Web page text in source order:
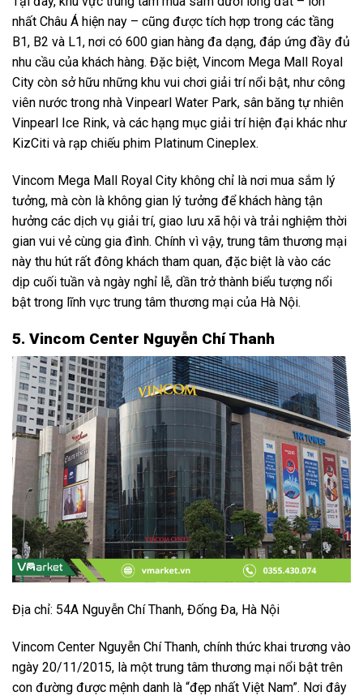
nhất Châu Á hiện nay – cũng được tích hợp trong các tầng
B1, B2 và L1, nơi có 600 gian hàng đa dạng, đáp ứng đầy đủ
nhu cầu của khách hàng. Đặc biệt, Vincom Mega Mall Royal
City còn sở hữu những khu vui chơi giải trí nổi bật, như công
viên nước trong nhà Vinpearl Water Park, sân băng tự nhiên
Vinpearl Ice Rink, và các hạng mục giải trí hiện đại khác như
KizCiti và rạp chiếu phim Platinum Cineplex.
Vincom Mega Mall Royal City không chỉ là nơi mua sắm lý
tưởng, mà còn là không gian lý tưởng để khách hàng tận
hưởng các dịch vụ giải trí, giao lưu xã hội và trải nghiệm thời
gian vui vẻ cùng gia đình. Chính vì vậy, trung tâm thương mại
này thu hút rất đông khách tham quan, đặc biệt là vào các
dịp cuối tuần và ngày nghỉ lễ, dần trở thành biểu tượng nổi
bật trong lĩnh vực trung tâm thương mại của Hà Nội.
5. Vincom Center Nguyễn Chí Thanh
Địa chỉ: 54A Nguyễn Chí Thanh, Đống Đa, Hà Nội
Vincom Center Nguyễn Chí Thanh, chính thức khai trương vào
ngày 20/11/2015, là một trung tâm thương mại nổi bật trên
con đường được mệnh danh là “đẹp nhất Việt Nam”. Nơi đây